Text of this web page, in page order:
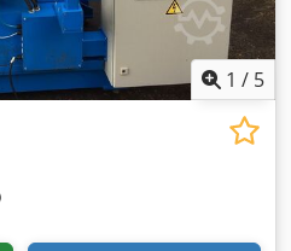
1 / 5